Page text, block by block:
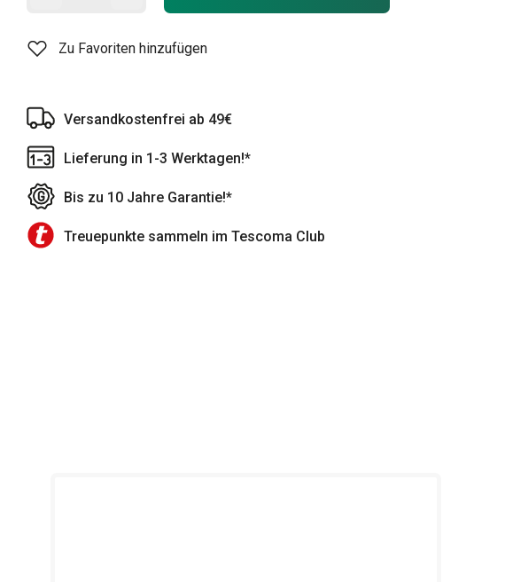
Zu Favoriten hinzufügen
Versandkostenfrei ab 49€
Lieferung in 1-3 Werktagen!*
Bis zu 10 Jahre Garantie!*
Treuepunkte sammeln im Tescoma Club